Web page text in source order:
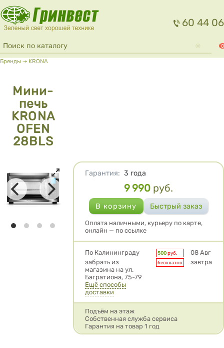
Перейти к основному содержанию
60 44 06
Форма поиска
Поиск 0
Вы здесь
Бренды ⇢ KRONA
Мини-
печь
KRONA
OFEN
28BLS
Характеристики
Гарантия: 3 года
Цена
9 990 руб.
Оплата наличными, курьеру по карте,
онлайн — по ссылке
Условия доставки
По Калининграду 500руб.
08 Авг
забрать из
магазина на ул.
Багратиона, 75-79
бесплатно завтра
Ещё способы
доставки
Подъём на этаж
Собственная служба сервиса
Гарантия на товар 1 год